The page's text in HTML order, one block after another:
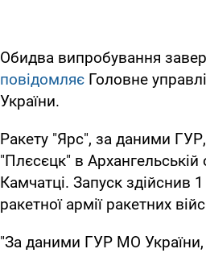
Обидва випробування
повідомляє Головне
України.
Ракету "Ярс", за даними
"Плєсєцк" в Архангельській
Камчатці. Запуск здійснив
ракетної армії ракетних
"За даними ГУР МО України,